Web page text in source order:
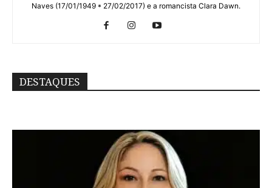
Naves (17/01/1949 * 27/02/2017) e a romancista Clara Dawn.
DESTAQUES